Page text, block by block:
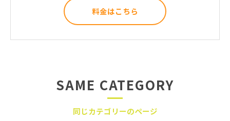
料金はこちら
同じカテゴリーのページ
SAME CATEGORY